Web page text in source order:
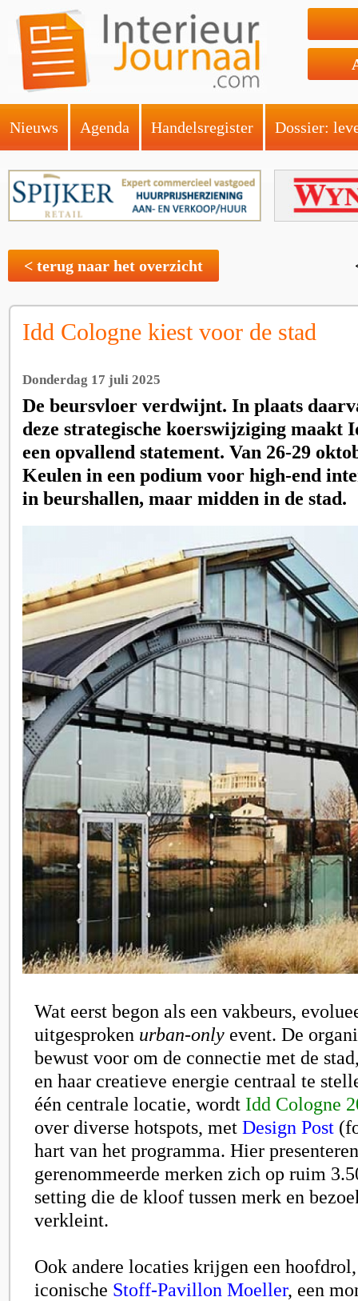
Nieuws Agenda Handelsregister Dossier:
< terug naar het overzicht
Idd Cologne kiest voor de stad
Donderdag 17 juli 2025
De beursvloer verdwijnt. In plaats
deze strategische koerswijziging maakt
een opvallend statement. Van 26-29
Keulen in een podium voor high-end
in beurshallen, maar midden in de stad.
Wat eerst begon als een vakbeurs,
uitgesproken urban-only event. De
bewust voor om de connectie met de
en haar creatieve energie centraal te
één centrale locatie, wordt Idd Cologne
over diverse hotspots, met Design Post
hart van het programma. Hier
gerenommeerde merken zich op ruim
setting die de kloof tussen merk en
verkleint.
Ook andere locaties krijgen een
iconische Stoff-Pavillon Moeller, een